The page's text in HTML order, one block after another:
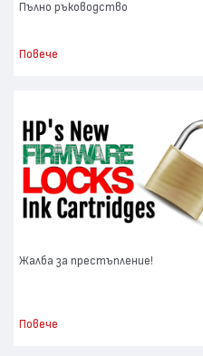
Пълно ръководство
Повече
Жалба за престъпление!
Повече